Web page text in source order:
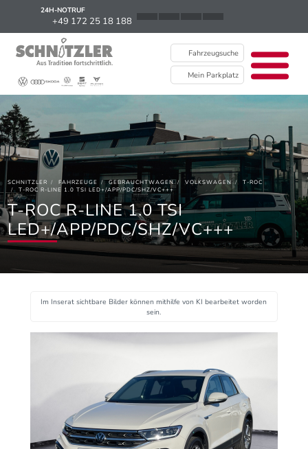
24H-NOTRUF
+49 172 25 18 188
Fahrzeugsuche
Mein Parkplatz
News
Kontakt / Standorte
Über uns
Newsletter
EU Data Act
SCHNITZLER FAHRZEUGE GEBRAUCHTWAGEN VOLKSWAGEN
T-ROC
T-ROC R-LINE 1.0 TSI LED+/APP/PDC/SHZ/VC+++
T-ROC R-LINE 1.0 TSI
LED+/APP/PDC/SHZ/VC+++
Im Inserat sichtbare Bilder können mithilfe von KI bearbeitet worden
sein.